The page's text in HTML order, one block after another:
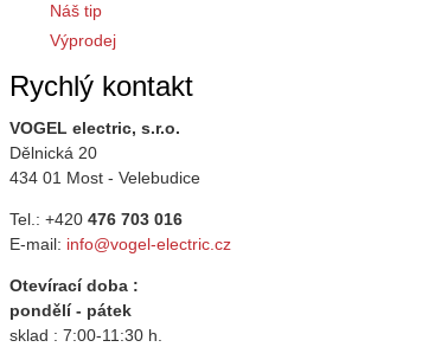
Náš tip
Výprodej
Rychlý kontakt
VOGEL electric, s.r.o.
Dělnická 20
434 01 Most - Velebudice
Tel.: +420 476 703 016
E-mail: info@vogel-electric.cz
Otevírací doba :
pondělí - pátek
sklad : 7:00-11:30 h.